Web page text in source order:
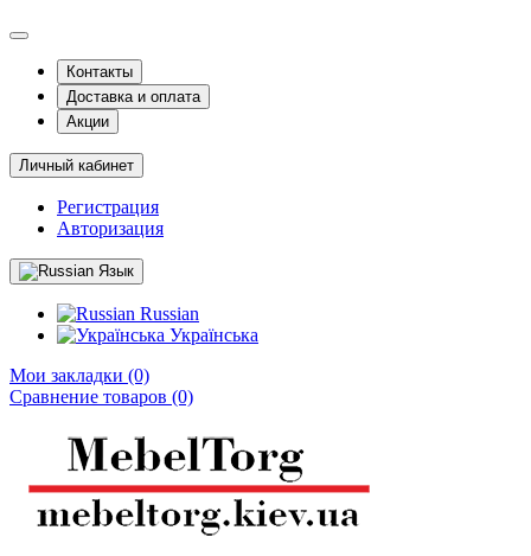
Контакты
Доставка и оплата
Акции
Личный кабинет
Регистрация
Авторизация
Язык
Russian
Українська
Мои закладки (0)
Сравнение товаров (0)